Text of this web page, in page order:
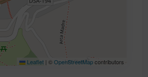
Leaflet | ©OpenStreetMapcontributors